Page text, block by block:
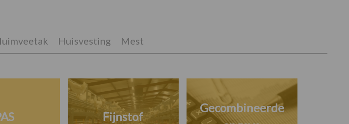
Huisvesting Mest
Fijnstof
Gecombineerde